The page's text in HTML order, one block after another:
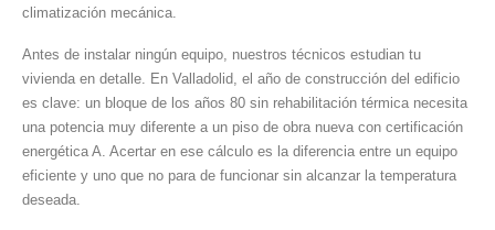
climatización mecánica.
Antes de instalar ningún equipo, nuestros técnicos estudian tu
vivienda en detalle. En Valladolid, el año de construcción del edificio
es clave: un bloque de los años 80 sin rehabilitación térmica necesita
una potencia muy diferente a un piso de obra nueva con certificación
energética A. Acertar en ese cálculo es la diferencia entre un equipo
eficiente y uno que no para de funcionar sin alcanzar la temperatura
deseada.